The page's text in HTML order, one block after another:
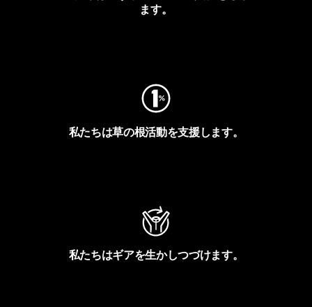
ます。
私たちは草の根活動を支援します。
私たちはギアを生かしつづけます。